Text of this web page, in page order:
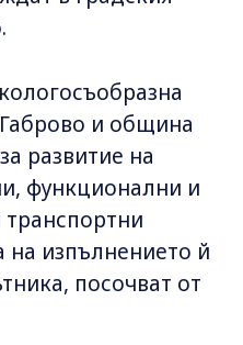
и община
развитие на
функционални и
на изпълнението й
посочват от